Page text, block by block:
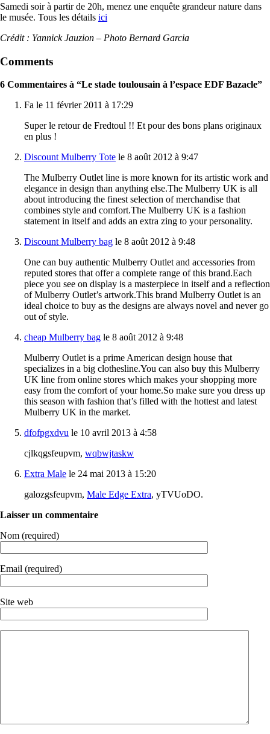
Samedi soir à partir de 20h, menez une enquête grandeur nature dans
le musée. Tous les détails ici
Crédit : Yannick Jauzion – Photo Bernard Garcia
Comments
6 Commentaires à “Le stade toulousain à l’espace EDF Bazacle”
Fa le 11 février 2011 à 17:29
Super le retour de Fredtoul !! Et pour des bons plans originaux
en plus !
Discount Mulberry Tote le 8 août 2012 à 9:47
The Mulberry Outlet line is more known for its artistic work and
elegance in design than anything else.The Mulberry UK is all
about introducing the finest selection of merchandise that
combines style and comfort.The Mulberry UK is a fashion
statement in itself and adds an extra zing to your personality.
Discount Mulberry bag le 8 août 2012 à 9:48
One can buy authentic Mulberry Outlet and accessories from
reputed stores that offer a complete range of this brand.Each
piece you see on display is a masterpiece in itself and a reflection
of Mulberry Outlet’s artwork.This brand Mulberry Outlet is an
ideal choice to buy as the designs are always novel and never go
out of style.
cheap Mulberry bag le 8 août 2012 à 9:48
Mulberry Outlet is a prime American design house that
specializes in a big clothesline.You can also buy this Mulberry
UK line from online stores which makes your shopping more
easy from the comfort of your home.So make sure you dress up
this season with fashion that’s filled with the hottest and latest
Mulberry UK in the market.
dfofpgxdvu le 10 avril 2013 à 4:58
cjlkqgsfeupvm, wqbwjtaskw
Extra Male le 24 mai 2013 à 15:20
galozgsfeupvm, Male Edge Extra, yTVUoDO.
Laisser un commentaire
Nom (required)
Email (required)
Site web